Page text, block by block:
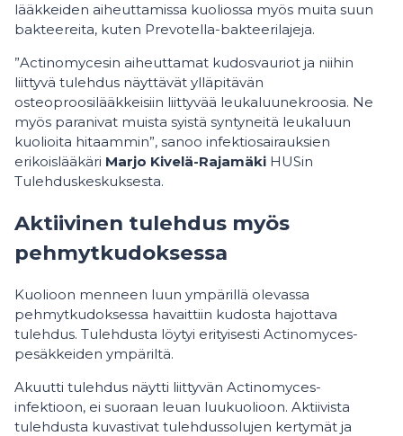
lääkkeiden aiheuttamissa kuoliossa myös muita suun
bakteereita, kuten Prevotella-bakteerilajeja.
”Actinomycesin aiheuttamat kudosvauriot ja niihin
liittyvä tulehdus näyttävät ylläpitävän
osteoproosilääkkeisiin liittyvää leukaluunekroosia. Ne
myös paranivat muista syistä syntyneitä leukaluun
kuolioita hitaammin”, sanoo infektiosairauksien
erikoislääkäri Marjo Kivelä-Rajamäki HUSin
Tulehduskeskuksesta.
Aktiivinen tulehdus myös
pehmytkudoksessa
Kuolioon menneen luun ympärillä olevassa
pehmytkudoksessa havaittiin kudosta hajottava
tulehdus. Tulehdusta löytyi erityisesti Actinomyces-
pesäkkeiden ympäriltä.
Akuutti tulehdus näytti liittyvän Actinomyces-
infektioon, ei suoraan leuan luukuolioon. Aktiivista
tulehdusta kuvastivat tulehdussolujen kertymät ja